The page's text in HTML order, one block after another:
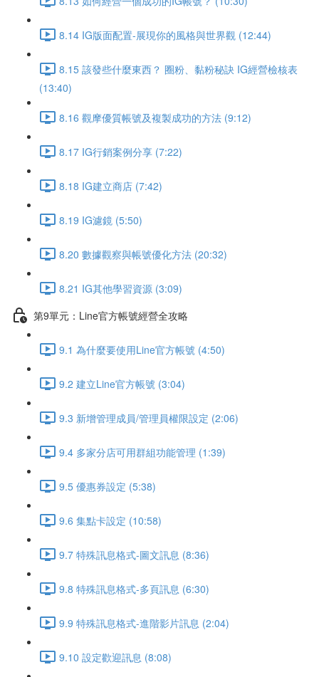
8.14 IG版面配置-展現你的風格與世界觀 (12:44)
8.15 該發些什麼東西？ 圈粉、黏粉秘訣 IG經營檢核表
(13:40)
8.16 觀摩優質帳號及複製成功的方法 (9:12)
8.17 IG行銷案例分享 (7:22)
8.18 IG建立商店 (7:42)
8.19 IG濾鏡 (5:50)
8.20 數據觀察與帳號優化方法 (20:32)
8.21 IG其他學習資源 (3:09)
第9單元：Line官方帳號經營全攻略
9.1 為什麼要使用Line官方帳號 (4:50)
9.2 建立Line官方帳號 (3:04)
9.3 新增管理成員/管理員權限設定 (2:06)
9.4 多家分店可用群組功能管理 (1:39)
9.5 優惠券設定 (5:38)
9.6 集點卡設定 (10:58)
9.7 特殊訊息格式-圖文訊息 (8:36)
9.8 特殊訊息格式-多頁訊息 (6:30)
9.9 特殊訊息格式-進階影片訊息 (2:04)
9.10 設定歡迎訊息 (8:08)